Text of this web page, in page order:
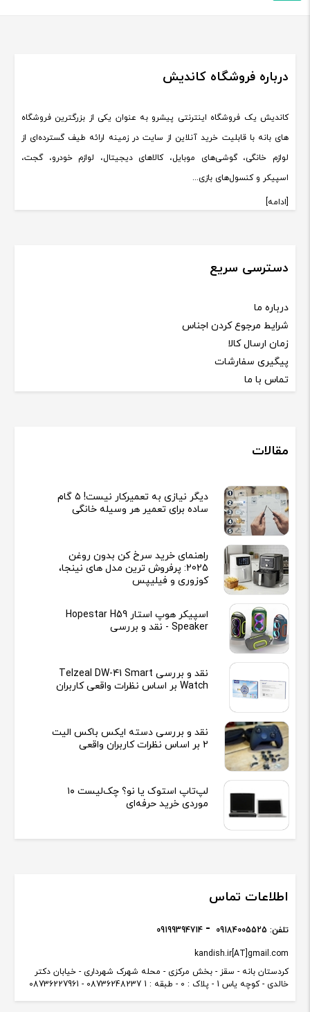
درباره فروشگاه کاندیش
کاندیش یک فروشگاه اینترنتی پیشرو به عنوان یکی از بزرگترین فروشگاه
های بانه با قابلیت خرید آنلاین از سایت در زمینه ارائه طیف گسترده‌ای از
لوازم خانگی، گوشی‌های موبایل، کالاهای دیجیتال، لوازم خودرو، گجت،
اسپیکر و کنسول‌های بازی...
[ادامه]
دسترسی سریع
درباره ما
شرایط مرجوع کردن اجناس
زمان ارسال کالا
پیگیری سفارشات
تماس با ما
مقالات
دیگر نیازی به تعمیرکار نیست! ۵ گام
ساده برای تعمیر هر وسیله خانگی
راهنمای خرید سرخ کن بدون روغن
2025: پرفروش ترین مدل های نینجا،
کوزوری و فیلیپس
اسپیکر هوپ استار Hopestar H59
Speaker - نقد و بررسی
نقد و بررسی Telzeal DW-41 Smart
Watch بر اساس نظرات واقعی کاربران
نقد و بررسی دسته ایکس باکس الیت
2 بر اساس نظرات کاربران واقعی
لپ‌تاپ استوک یا نو؟ چک‌لیست ۱۰
موردی خرید حرفه‌ای
اطلاعات تماس
کردستان بانه - سقز - بخش مرکزی - محله شهرک شهرداری - خیابان دکتر
خالدی - کوچه یاس 1 - پلاک : 0 - طبقه : 1 08736248237 - 08736227961
kandish.ir[AT]gmail.com
تلفن: 09184005525
09199394714